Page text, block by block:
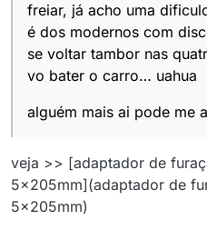
freiar, já acho uma
é dos modernos com
se voltar tambor nas
vo bater o carro… uahua
alguém mais ai pode me
veja >> [adaptador de
5x205mm](adaptador de
5x205mm)